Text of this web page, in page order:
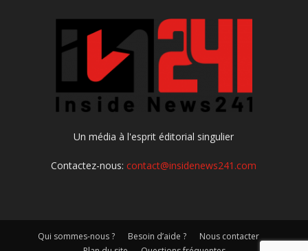
Un média à l'esprit éditorial singulier
Contactez-nous:contact@insidenews241.com
Qui sommes-nous ? Besoin d’aide ?
Nous contacter